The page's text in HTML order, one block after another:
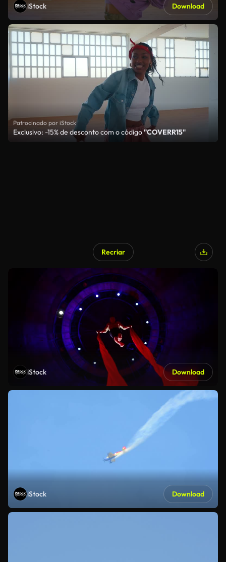
iStock Download
Patrocinado por iStock
Exclusivo: -15% de desconto com o código"COVERR15"
Recriar
iStock Download
iStock Download